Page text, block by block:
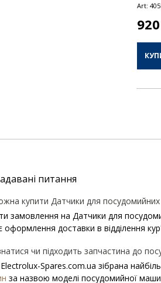
Art:
920
питання
купити Датчики для посудомийних
замовлення на Датчики для
оформлення доставки в відділення
чи підходить запчастина до
Electrolux-Spares.com.ua зібрана
за назвою моделі посудомийної